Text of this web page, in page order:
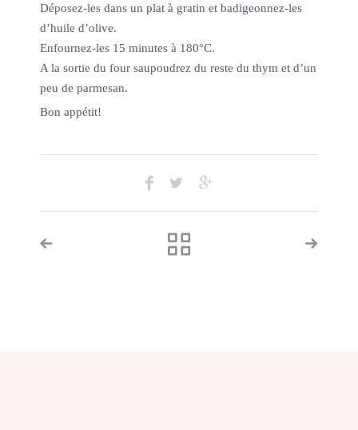
Déposez-les dans un plat à gratin et badigeonnez-les
d’huile d’olive.
Enfournez-les 15 minutes à 180°C.
A la sortie du four saupoudrez du reste du thym et d’un
peu de parmesan.
Bon appétit!